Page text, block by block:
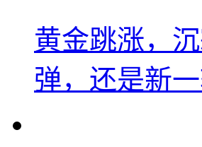
黄金跳涨，
弹，还是新